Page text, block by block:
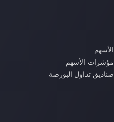
الأسهم
مؤشرات الأسهم
صناديق تداول البورصة